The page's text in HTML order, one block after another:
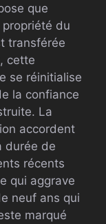
que
propriété du
transférée
cette
se réinitialise
la confiance
La
accordent
durée de
récents
qui aggrave
neuf ans qui
marqué